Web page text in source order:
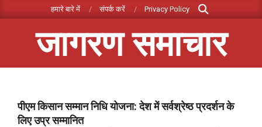
to
हमारे बारे में संपर्क करें Privacy Policy
Search
जागरण समाचार
Menuपीएम किसान सम्मान निधि योजना: देश में सर्वश्रेष्ठ प्रदर्शन के
लिए उप्र सम्मानित